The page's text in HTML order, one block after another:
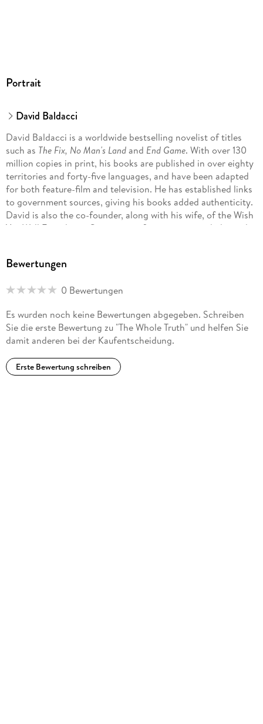
Portrait
David Baldacci
David Baldacci is a worldwide bestselling novelist of titles
such as The Fix, No Man's Landand End Game. With over 130
million copies in print, his books are published in over eighty
territories and forty-five languages, and have been adapted
for both feature-film and television. He has established links
to government sources, giving his books added authenticity.
David is also the co-founder, along with his wife, of the Wish
You Well Foundation®, a non-profit organization dedicated
Bewertungen
0 Bewertungen
Es wurden noch keine Bewertungen abgegeben. Schreiben
Sie die erste Bewertung zu "The Whole Truth" und helfen Sie
damit anderen bei der Kaufentscheidung.
Erste Bewertung schreiben